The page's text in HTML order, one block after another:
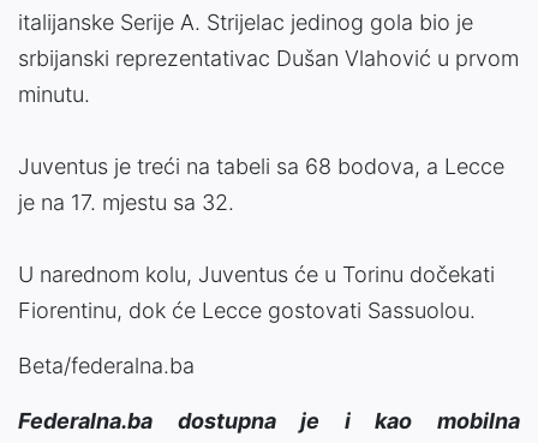
italijanske Serije A. Strijelac jedinog gola bio je
srbijanski reprezentativac Dušan Vlahović u prvom
minutu.
Juventus je treći na tabeli sa 68 bodova, a Lecce
je na 17. mjestu sa 32.
U narednom kolu, Juventus će u Torinu dočekati
Fiorentinu, dok će Lecce gostovati Sassuolou.
Beta/federalna.ba
Federalna.ba dostupna je i kao mobilna